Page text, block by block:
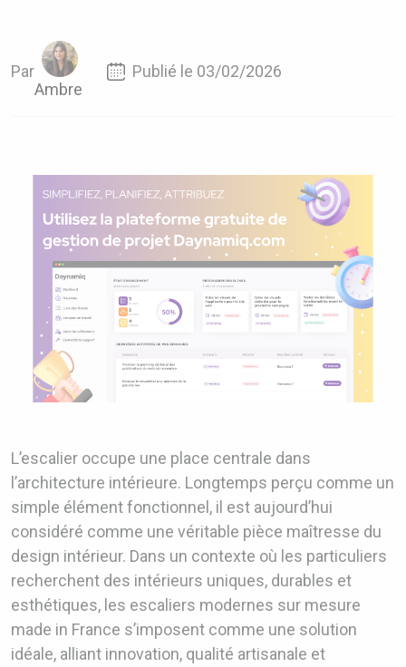
Par
Ambre
Publié le 03/02/2026
L’escalier occupe une place centrale dans
l’architecture intérieure. Longtemps perçu comme un
simple élément fonctionnel, il est aujourd’hui
considéré comme une véritable pièce maîtresse du
design intérieur. Dans un contexte où les particuliers
recherchent des intérieurs uniques, durables et
esthétiques, les escaliers modernes sur mesure
made in France s’imposent comme une solution
idéale, alliant innovation, qualité artisanale et